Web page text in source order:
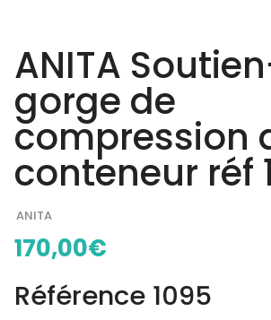
ANITA
gorge de
compression
conteneur réf
ANITA
170,00€
Référence 1095